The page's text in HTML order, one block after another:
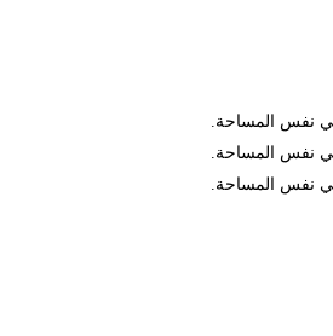
نفس المساحة.
نفس المساحة.
نفس المساحة.